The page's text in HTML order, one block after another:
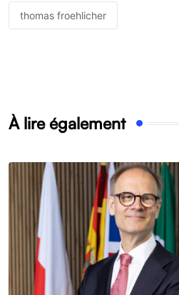
thomas froehlicher
À lire également